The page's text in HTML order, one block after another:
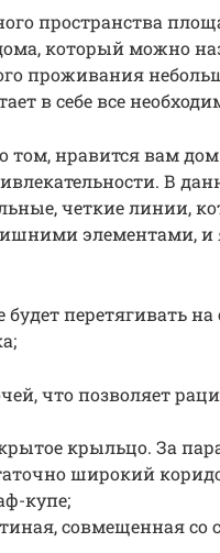
пространства
который можно
проживания
в себе все
том, нравится вам
В
четкие линии,
элементами, и
перетягивать
что позволяет
крыльцо. За
широкий
купе;
совмещенная со